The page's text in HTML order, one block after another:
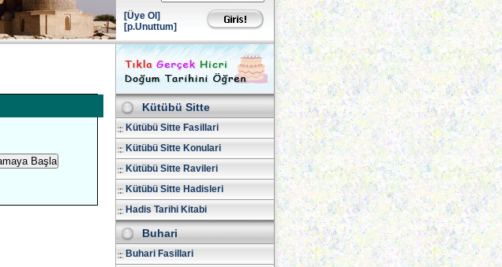
[Üye Ol]
[p.Unuttum]
Kütübü Sitte
Kütübü Sitte Fasillari
Kütübü Sitte Konulari
Kütübü Sitte Ravileri
Kütübü Sitte Hadisleri
Hadis Tarihi Kitabi
Buhari
Buhari Fasillari